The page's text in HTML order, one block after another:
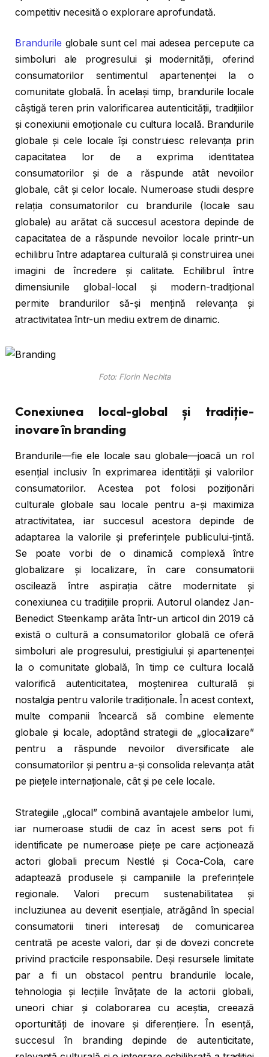
competitiv necesită o explorare aprofundată.
Brandurile globale sunt cel mai adesea percepute ca
simboluri ale progresului și modernității, oferind
consumatorilor sentimentul apartenenței la o
comunitate globală. În același timp, brandurile locale
câștigă teren prin valorificarea autenticității, tradițiilor
și conexiunii emoționale cu cultura locală. Brandurile
globale și cele locale își construiesc relevanța prin
capacitatea lor de a exprima identitatea
consumatorilor și de a răspunde atât nevoilor
globale, cât și celor locale. Numeroase studii despre
relația consumatorilor cu brandurile (locale sau
globale) au arătat că succesul acestora depinde de
capacitatea de a răspunde nevoilor locale printr-un
echilibru între adaptarea culturală și construirea unei
imagini de încredere și calitate. Echilibrul între
dimensiunile global-local și modern-tradițional
permite brandurilor să-și mențină relevanța și
atractivitatea într-un mediu extrem de dinamic.
Foto: Florin Nechita
Conexiunea local-global și tradiție-
inovare în branding
Brandurile—fie ele locale sau globale—joacă un rol
esențial inclusiv în exprimarea identității și valorilor
consumatorilor. Acestea pot folosi poziționări
culturale globale sau locale pentru a-și maximiza
atractivitatea, iar succesul acestora depinde de
adaptarea la valorile și preferințele publicului-țintă.
Se poate vorbi de o dinamică complexă între
globalizare și localizare, în care consumatorii
oscilează între aspirația către modernitate și
conexiunea cu tradițiile proprii. Autorul olandez Jan-
Benedict Steenkamp arăta într-un articol din 2019 că
există o cultură a consumatorilor globală ce oferă
simboluri ale progresului, prestigiului și apartenenței
la o comunitate globală, în timp ce cultura locală
valorifică autenticitatea, moștenirea culturală și
nostalgia pentru valorile tradiționale. În acest context,
multe companii încearcă să combine elemente
globale și locale, adoptând strategii de „glocalizare”
pentru a răspunde nevoilor diversificate ale
consumatorilor și pentru a-și consolida relevanța atât
pe piețele internaționale, cât și pe cele locale.
Strategiile „glocal” combină avantajele ambelor lumi,
iar numeroase studii de caz în acest sens pot fi
identificate pe numeroase piețe pe care acționează
actori globali precum Nestlé și Coca-Cola, care
adaptează produsele și campaniile la preferințele
regionale. Valori precum sustenabilitatea și
incluziunea au devenit esențiale, atrăgând în special
consumatorii tineri interesați de comunicarea
centrată pe aceste valori, dar și de dovezi concrete
privind practicile responsabile. Deși resursele limitate
par a fi un obstacol pentru brandurile locale,
tehnologia și lecțiile învățate de la actorii globali,
uneori chiar și colaborarea cu aceștia, creează
oportunități de inovare și diferențiere. În esență,
succesul în branding depinde de autenticitate,